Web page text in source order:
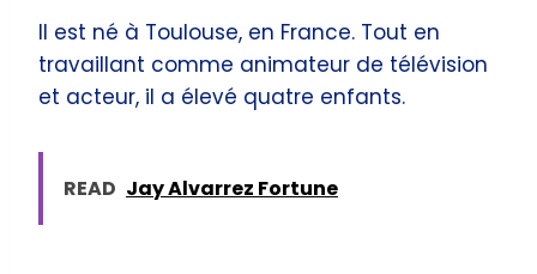
Il est né à Toulouse, en France. Tout en
travaillant comme animateur de télévision
et acteur, il a élevé quatre enfants.
READ Jay Alvarrez Fortune